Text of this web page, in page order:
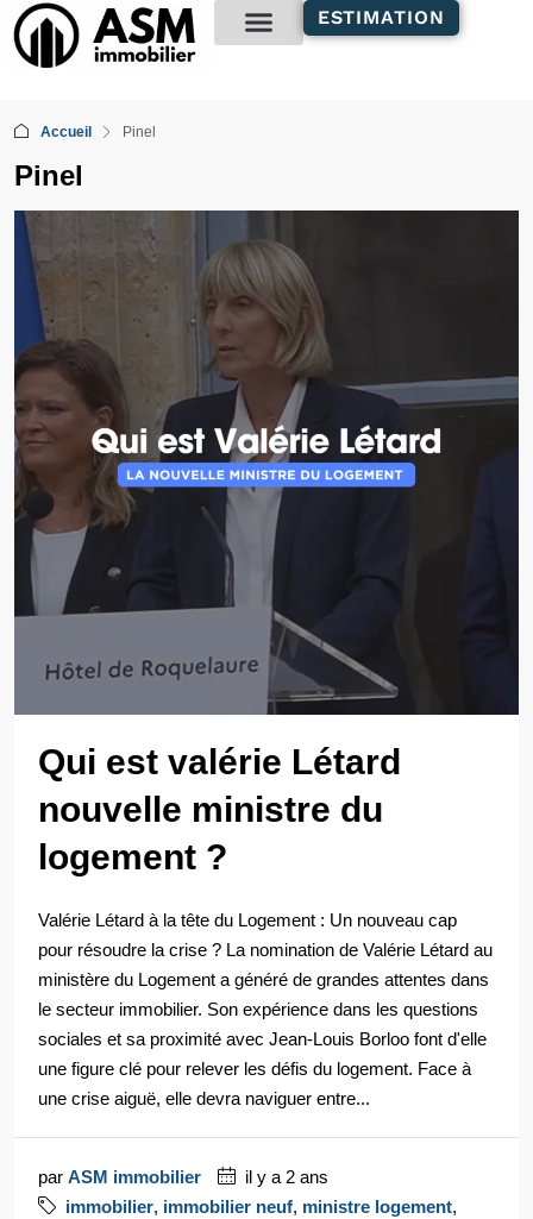
principal
ESTIMATION
Accueil Pinel
Pinel
Qui est valérie Létard
nouvelle ministre du
logement ?
Valérie Létard à la tête du Logement : Un nouveau cap
pour résoudre la crise ? La nomination de Valérie Létard au
ministère du Logement a généré de grandes attentes dans
le secteur immobilier. Son expérience dans les questions
sociales et sa proximité avec Jean-Louis Borloo font d'elle
une figure clé pour relever les défis du logement. Face à
une crise aiguë, elle devra naviguer entre...
par ASM immobilier
il y a 2 ans
immobilier, immobilier neuf, ministre logement,